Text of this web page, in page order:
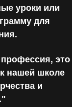
уроки или
для
это
нашей школе
и